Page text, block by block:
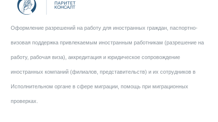
Оформление разрешений на работу для иностранных граждан, паспортно-
визовая поддержка привлекаемым иностранным работникам (разрешение на
работу, рабочая виза), аккредитация и юридическое сопровождение
иностранных компаний (филиалов, представительств) и их сотрудников в
Исполнительном органе в сфере миграции, помощь при миграционных
проверках.